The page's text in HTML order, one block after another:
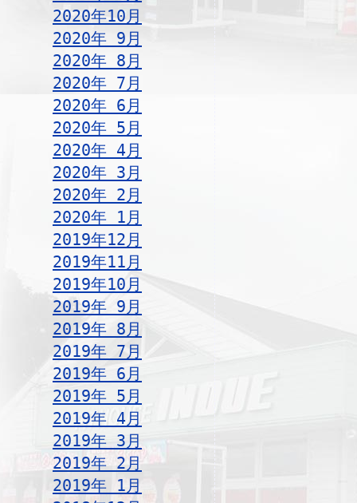
2020年10月
2020年 9月
2020年 8月
2020年 7月
2020年 6月
2020年 5月
2020年 4月
2020年 3月
2020年 2月
2020年 1月
2019年12月
2019年11月
2019年10月
2019年 9月
2019年 8月
2019年 7月
2019年 6月
2019年 5月
2019年 4月
2019年 3月
2019年 2月
2019年 1月